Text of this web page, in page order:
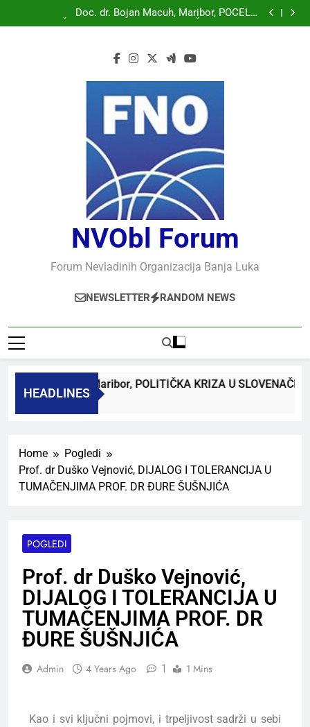
SLOVENAČKOM PARLAMENTU
Doc. dr. Bojan Macuh, Maribor, POČELO
OBILJEŽAVANJE 30 GODINA USPJEŠNOG RADA I
Prof.dr Vaso Bojanić, MOGU LI KOMPJUTERI POSTATI
Doc. dr. Bojan Macuh, Maribor, POLITIČKA KRIZA U
SLOVENAČKOM PARLAMENTU
Doc. dr. Bojan Macuh, Maribor, POČELO
RAZVOJA DEFENDOLOGIJE – POGLED IZ SLOVENIJE
AUTORITARNO LUDILO
NVObl Forum
Forum Nevladinih Organizacija Banja Luka
NEWSLETTER RANDOM NEWS
HEADLINES
Bojan Macuh, Maribor, POLITIČKA KRIZA U
Home
Pogledi
Prof. dr Duško Vejnović, DIJALOG I TOLERANCIJA U
TUMAČENJIMA PROF. DR ĐURE ŠUŠNJIĆA
POGLEDI
Prof. dr Duško Vejnović,
DIJALOG I TOLERANCIJA U
TUMAČENJIMA PROF. DR
ĐURE ŠUŠNJIĆA
Admin 4 Years Ago 1 1 Mins
Kao i svi ključni pojmovi, i trpeljivost sadrži u sebi